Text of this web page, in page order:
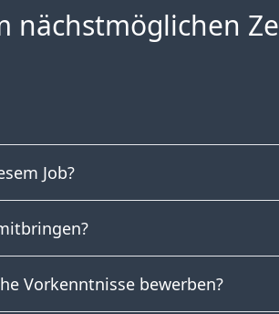
nächstmöglichen
Job?
Vorkenntnisse bewerben?